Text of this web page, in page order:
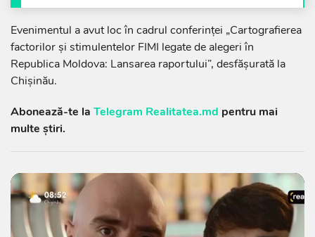
Evenimentul a avut loc în cadrul conferinței „Cartografierea
factorilor și stimulentelor FIMI legate de alegeri în
Republica Moldova: Lansarea raportului”, desfășurată la
Chișinău.
Abonează-te la Telegram Realitatea.md pentru mai
multe știri.